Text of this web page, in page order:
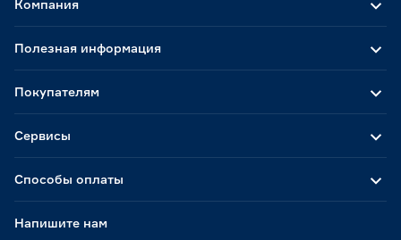
Способы оплаты
Компания
Полезная информация
Покупателям
Сервисы
Напишите нам